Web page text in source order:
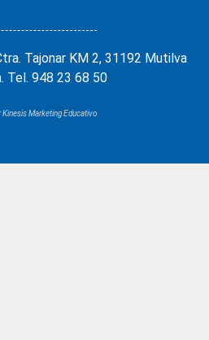
Tajonar KM 2, 31192 Mutilva
Tel. 948 23 68 50
Kinesis Marketing Educativo